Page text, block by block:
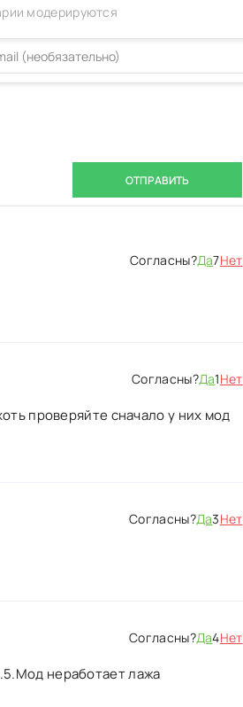
модерируются
ОТПРАВИТЬ
Да7Нет
Да1Нет
проверяйте сначало у них мод
Да3Нет
Да4Нет
неработает лажа